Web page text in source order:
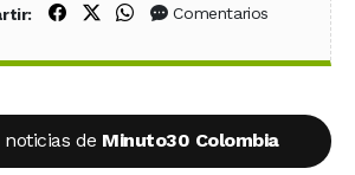
Compartir en Facebook
Compartir en X (Twitter)
Compartir en WhatsApp
Comentarios
noticias de Minuto30 Colombia